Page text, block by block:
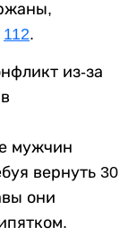
112.
из-за
мужчин
вернуть 30
они